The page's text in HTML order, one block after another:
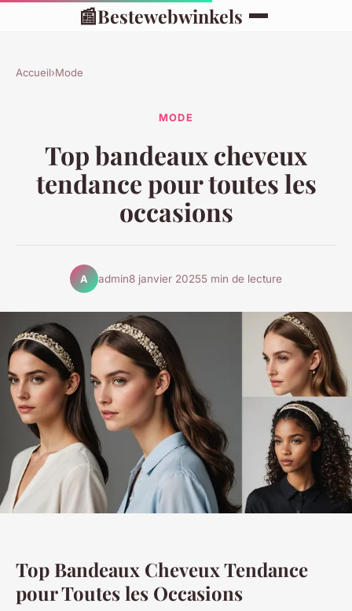
📰Bestewebwinkels
Accueil›Mode
MODE
Top bandeaux cheveux
tendance pour toutes les
occasions
A admin8 janvier 20255 min de lecture
Top Bandeaux Cheveux Tendance
pour Toutes les Occasions